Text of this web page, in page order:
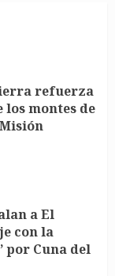
refuerza
montes de
a El
con la
por Cuna del